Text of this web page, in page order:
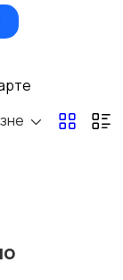
для